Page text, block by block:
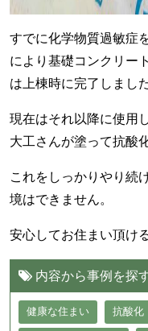
すでに化学物質過敏症
により基礎コンクリー
は上棟時に完了しました
現在はそれ以降に使用
大工さんが塗って抗酸
これをしっかりやり続
境はできません。
安心してお住まい頂け
内容から事例を探
健康な住まい 抗酸化